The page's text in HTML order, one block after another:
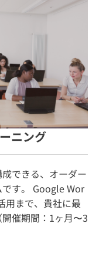
ニング
できる、オーダー
す。 Google Wor
用まで、貴社に最
催期間：1ヶ月〜3